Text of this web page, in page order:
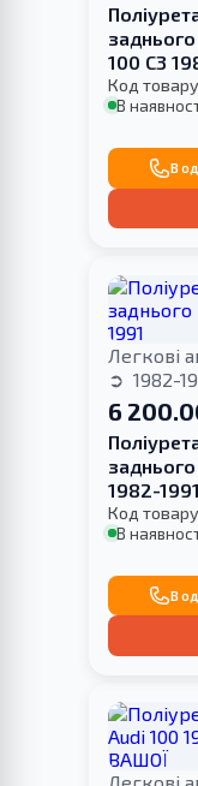
100 C3
Код
В
В
Легкові
1982-
6
1982-1991
Код
В
В